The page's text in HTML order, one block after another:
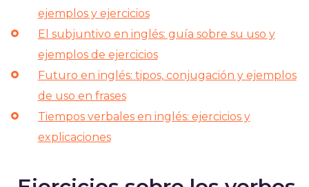
ejemplos y ejercicios
El subjuntivo en inglés: guía sobre su uso y
ejemplos de ejercicios
Futuro en inglés: tipos, conjugación y ejemplos
de uso en frases
Tiempos verbales en inglés: ejercicios y
explicaciones